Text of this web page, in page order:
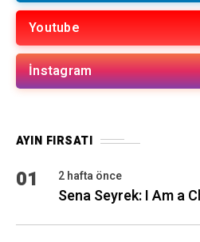
Youtube
İnstagram
AYIN FIRSATI
01 2 hafta önce
Sena Seyrek: I Am a